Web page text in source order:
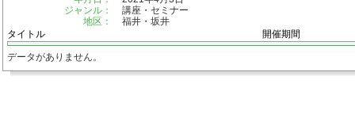
ジャンル：
講座・セミナー
地区：
福井・坂井
タイトル
開催期間
データがありません。